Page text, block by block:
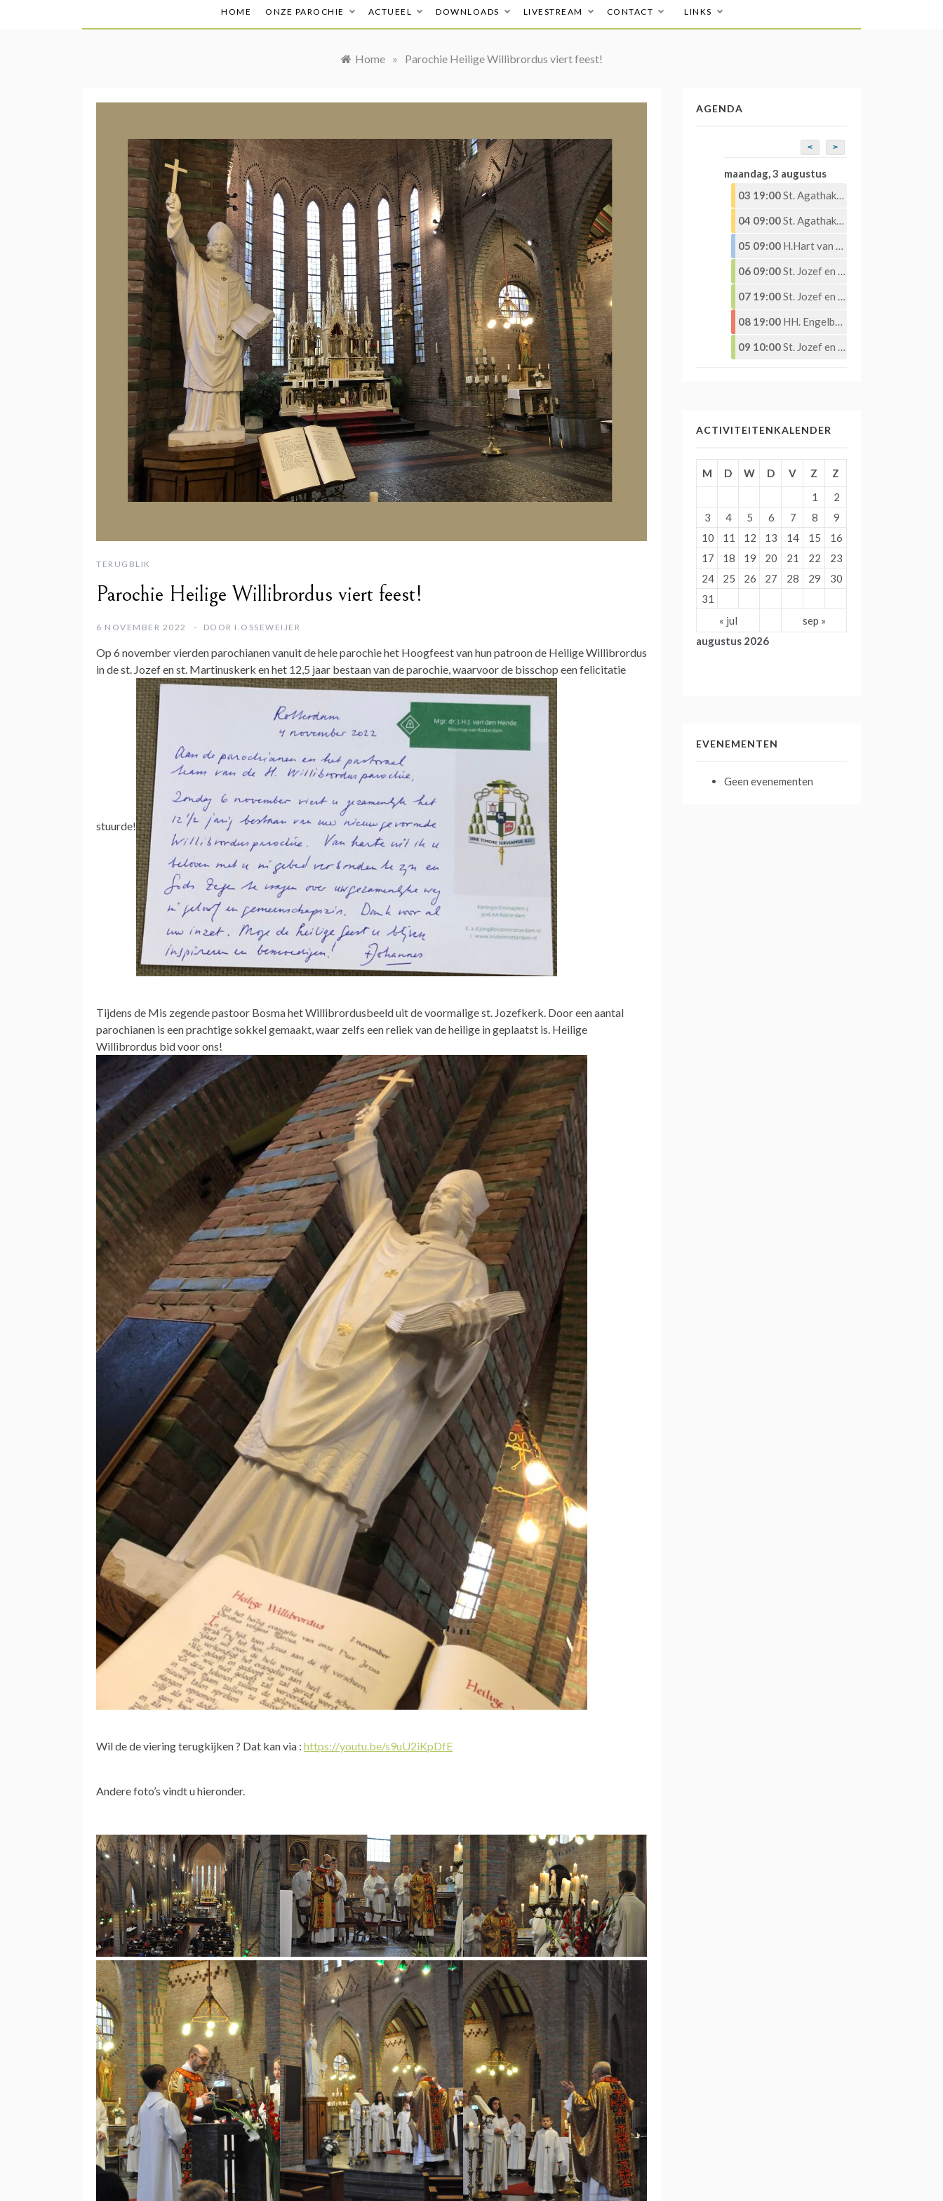
HOME ONZE PAROCHIE ACTUEEL DOWNLOADS LIVESTREAM CONTACT LINKS
Home » Parochie Heilige Willibrordus viert feest!
TERUGBLIK
Parochie Heilige Willibrordus viert feest!
6 NOVEMBER 2022 DOOR I.OSSEWEIJER
Op 6 november vierden parochianen vanuit de hele parochie het Hoogfeest van hun patroon de Heilige Willibrordus
in de st. Jozef en st. Martinuskerk en het 12,5 jaar bestaan van de parochie, waarvoor de bisschop een felicitatie
stuurde!
Tijdens de Mis zegende pastoor Bosma het Willibrordusbeeld uit de voormalige st. Jozefkerk. Door een aantal
parochianen is een prachtige sokkel gemaakt, waar zelfs een reliek van de heilige in geplaatst is. Heilige
Willibrordus bid voor ons!
Wil de de viering terugkijken ? Dat kan via : https://youtu.be/s9uU2iKpDfE
Andere foto’s vindt u hieronder.
AGENDA
< >
maandag, 3 augustus
03 19:00St. Agathakerk – Eucharistieviering – Eucharistische Aanbidding
04 09:00St. Agathakerk – Eucharistieviering – Eucharistische Aanbidding
05 09:00 H.Hart van Jezuskerk – Eucharistieviering
06 09:00St. Jozef en St. Martinus – Eucharistieviering
07 19:00St. Jozef en St. Martinuskerk – Eucharistieviering met Eucharistische aanbidding
08 19:00 HH. Engelbewaarderskerk – Eucharistieviering –
09 10:00St. Jozef en St. Martinuskerk – Eucharistieviering
ACTIVITEITENKALENDER
augustus 2026
M D W D V Z
Z
1
2
3
4 5 6 7 8
9
10
11 12 13 14 15
16
17
18 19 20 21 22
23
24
25 26 27 28 29
30
31
« jul
sep »
EVENEMENTEN
Geen evenementen